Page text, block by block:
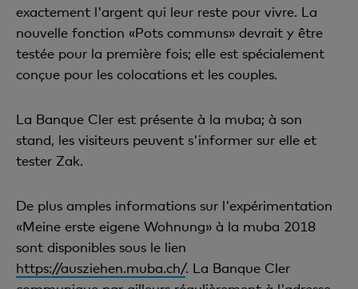
exactement l'argent qui leur reste pour vivre. La
nouvelle fonction «Pots communs» devrait y être
testée pour la première fois; elle est spécialement
conçue pour les colocations et les couples.
La Banque Cler est présente à la muba; à son
stand, les visiteurs peuvent s'informer sur elle et
tester Zak.
De plus amples informations sur l'expérimentation
«Meine erste eigene Wohnung» à la muba 2018
sont disponibles sous le lien
https://ausziehen.muba.ch/. La Banque Cler